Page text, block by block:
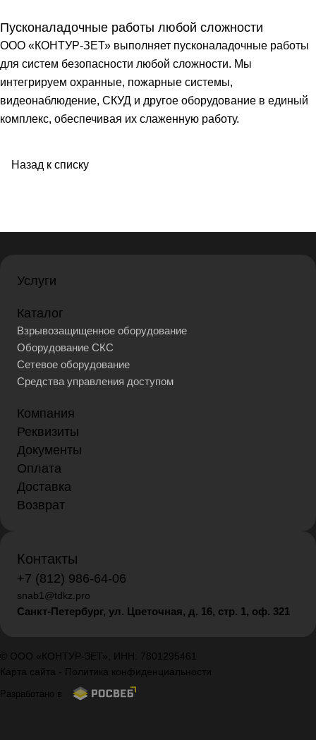
Пусконаладочные работы любой сложности
ООО «КОНТУР-ЗЕТ» выполняет пусконаладочные работы
для систем безопасности любой сложности. Мы
интегрируем охранные, пожарные системы,
видеонаблюдение, СКУД и другое оборудование в единый
комплекс, обеспечивая их слаженную работу.
Назад к списку
Услуги
Каталог
Взрывозащищенное оборудование
Оборудование СКС
Сетевое оборудование
Средства управления доступом
Компания
Реквизиты
Документы
Оплата
Доставка
Возврат
Контакты
+7 (812) 986-64-06
snab1@tdkz.pro
Санкт-Петербург, ул. Цветочная, д. 16, стр. 1, оф. 321
© ООО «КОНТУР-ЗЕТ», ИНН: 7801295461
Карта сайта - Политика конфиденциальности
Разработано в